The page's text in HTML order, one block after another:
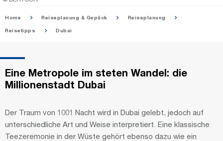
Home Reiseplanung & Gepäck Reiseplanung
Reisetipps Dubai
Eine Metropole im steten Wandel: die
Millionenstadt Dubai
Der Traum von 1001 Nacht wird in Dubai gelebt, jedoch auf
unterschiedliche Art und Weise interpretiert. Eine klassische
Teezeremonie in der Wüste gehört ebenso dazu wie ein